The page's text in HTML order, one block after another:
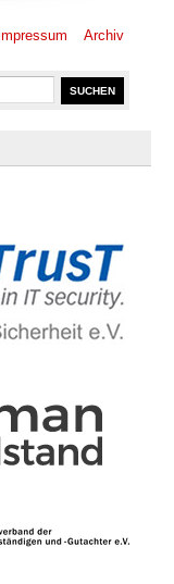
Impressum Archiv